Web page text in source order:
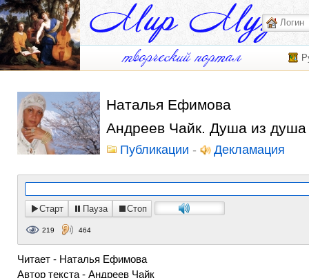
Наталья Ефимова
Андреев Чайк. Душа из душа
Публикации - Декламация
Старт Пауза Стоп
219 464
Читает - Наталья Ефимова
Автор текста - Андреев Чайк